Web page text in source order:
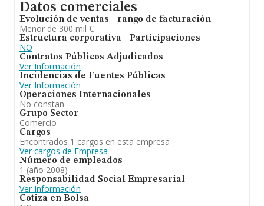
Datos comerciales
Evolución de ventas - rango de facturación
Menor de 300 mil €
Estructura corporativa - Participaciones
NO
Contratos Públicos Adjudicados
Ver Información
Incidencias de Fuentes Públicas
Ver Información
Operaciones Internacionales
No constan
Grupo Sector
Comercio
Cargos
Encontrados 1 cargos en esta empresa
Ver cargos de Empresa
Número de empleados
1 (año 2008)
Responsabilidad Social Empresarial
Ver Información
Cotiza en Bolsa